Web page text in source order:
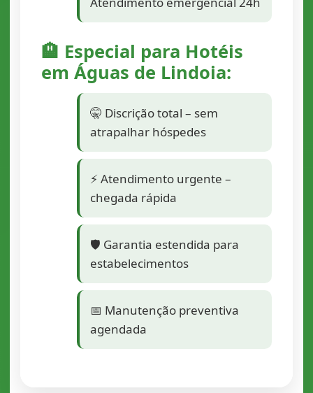
🏨 Especial para Hotéis
em Águas de Lindoia:
🤫 Discrição total – sem
atrapalhar hóspedes
⚡ Atendimento urgente –
chegada rápida
🛡️ Garantia estendida para
estabelecimentos
📅 Manutenção preventiva
agendada